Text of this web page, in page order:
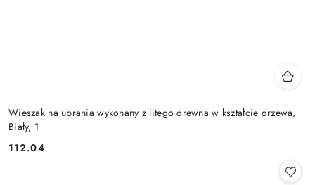
Wieszak na ubrania wykonany z litego drewna w kształcie drzewa,
Biały, 1
Cena:
112.04